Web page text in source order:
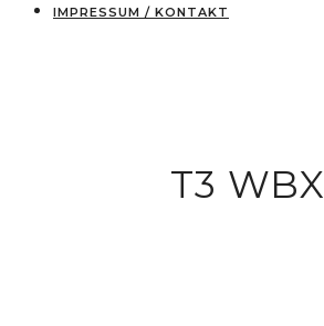
IMPRESSUM / KONTAKT
T3 WBX